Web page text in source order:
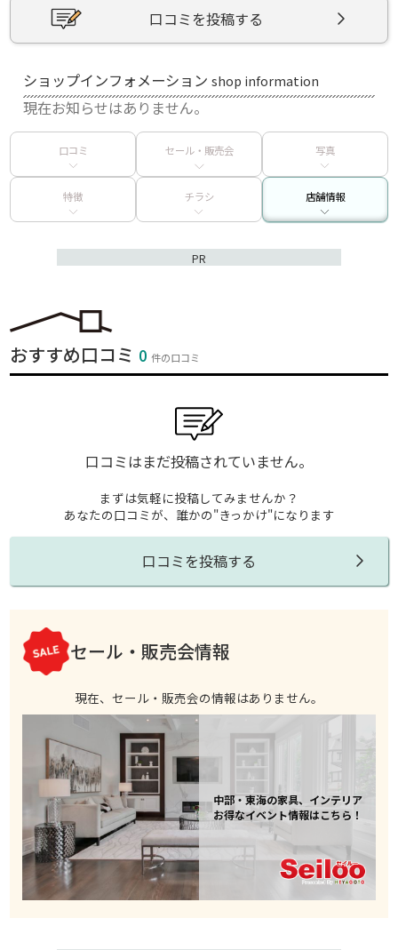
口コミを投稿する
ショップインフォメーションshop information
現在お知らせはありません。
口コミ セール・販売会 写真
特徴 チラシ 店舗情報
PR
おすすめ口コミ 0件の口コミ
口コミはまだ投稿されていません。
まずは気軽に投稿してみませんか？
あなたの口コミが、誰かの"きっかけ"になります
口コミを投稿する
セール・販売会情報
現在、セール・販売会の情報はありません。
中部・東海の家具、インテリア
お得なイベント情報はこちら！